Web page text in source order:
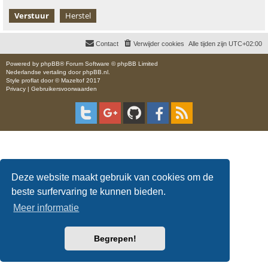
Deze website maakt gebruik van cookies om de
beste surfervaring te kunnen bieden.
Meer informatie
Begrepen!
Alle tijden zijn UTC+02:00
Verwijder cookies
Contact
Powered by phpBB® Forum Software © phpBB Limited
Nederlandse vertaling doorphpBB.nl
Style proflat door ©Mazeltof 2017
Privacy | Gebruikersvoorwaarden